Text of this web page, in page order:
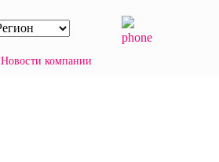
Новости компании